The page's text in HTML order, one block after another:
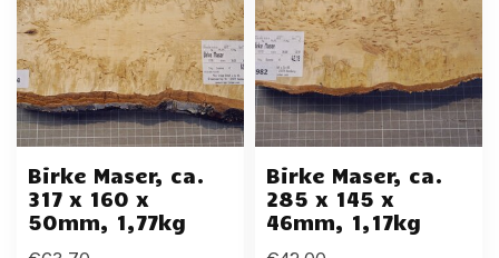
Birke Maser, ca.
317 x 160 x
50mm, 1,77kg
Birke Maser, ca.
285 x 145 x
46mm, 1,17kg